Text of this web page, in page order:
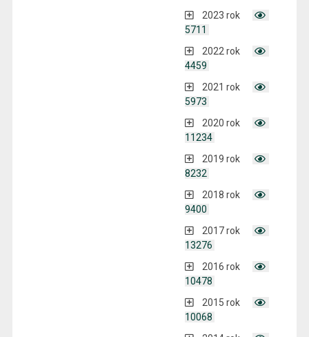
2023 rok
5711
2022 rok
4459
2021 rok
5973
2020 rok
11234
2019 rok
8232
2018 rok
9400
2017 rok
13276
2016 rok
10478
2015 rok
10068